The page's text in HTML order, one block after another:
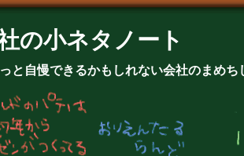
の小ネタノート
と自慢できるかもしれない会社のまめち